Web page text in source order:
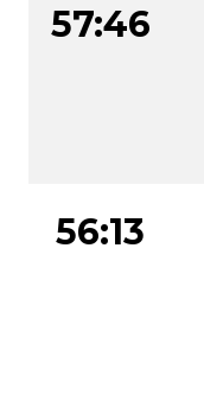
57:46
56:13